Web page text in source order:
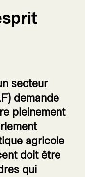
secteur
demande
pleinement
agricole
doit être
qui